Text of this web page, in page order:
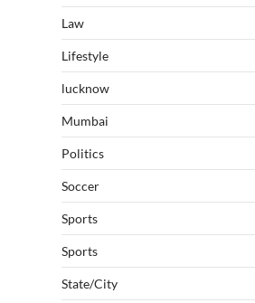
Law
Lifestyle
lucknow
Mumbai
Politics
Soccer
Sports
Sports
State/City